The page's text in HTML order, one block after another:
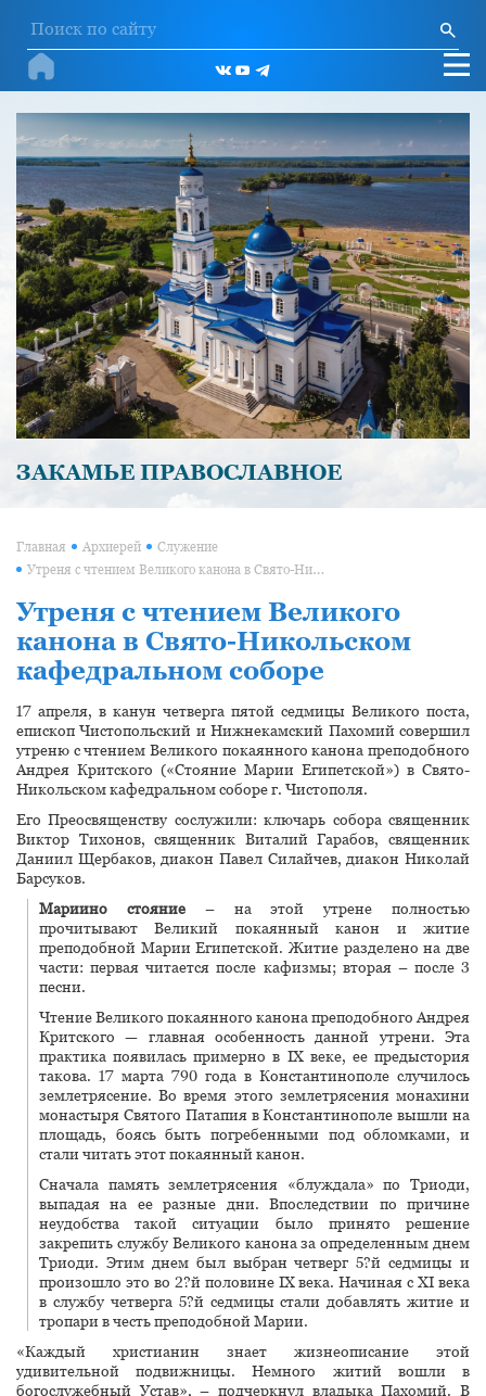
ЗАКАМЬЕ ПРАВОСЛАВНОЕ
Главная Архиерей Служение
Утреня с чтением Великого канона в Свято-Никольском кафедральном соборе
Утреня с чтением Великого
канона в Свято-Никольском
кафедральном соборе
17 апреля, в канун четверга пятой седмицы Великого поста,
епископ Чистопольский и Нижнекамский Пахомий совершил
утреню с чтением Великого покаянного канона преподобного
Андрея Критского («Стояние Марии Египетской») в Свято-
Никольском кафедральном соборе г. Чистополя.
Его Преосвященству сослужили: ключарь собора священник
Виктор Тихонов, священник Виталий Гарабов, священник
Даниил Щербаков, диакон Павел Силайчев, диакон Николай
Барсуков.
Мариино стояние– на этой утрене полностью
прочитывают Великий покаянный канон и житие
преподобной Марии Египетской. Житие разделено на две
части: первая читается после кафизмы; вторая – после 3
песни.
Чтение Великого покаянного канона преподобного Андрея
Критского — главная особенность данной утрени. Эта
практика появилась примерно в IX веке, ее предыстория
такова. 17 марта 790 года в Константинополе случилось
землетрясение. Во время этого землетрясения монахини
монастыря Святого Патапия в Константинополе вышли на
площадь, боясь быть погребенными под обломками, и
стали читать этот покаянный канон.
Сначала память землетрясения «блуждала» по Триоди,
выпадая на ее разные дни. Впоследствии по причине
неудобства такой ситуации было принято решение
закрепить службу Великого канона за определенным днем
Триоди. Этим днем был выбран четверг 5?й седмицы и
произошло это во 2?й половине IX века. Начиная с XI века
в службу четверга 5?й седмицы стали добавлять житие и
тропари в честь преподобной Марии.
«Каждый христианин знает жизнеописание этой
удивительной подвижницы. Немного житий вошли в
богослужебный Устав», – подчеркнул владыка Пахомий. В